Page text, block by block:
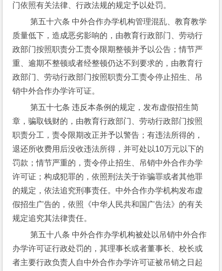
门依照有关法律、行政法规的规定予以处罚。
第五十六条 中外合作办学机构管理混乱、教育教学
质量低下，造成恶劣影响的，由教育行政部门、劳动行
政部门按照职责分工责令限期整顿并予以公告；情节严
重、逾期不整顿或者经整顿仍达不到要求的，由教育行
政部门、劳动行政部门按照职责分工责令停止招生、吊
销中外合作办学许可证。
第五十七条 违反本条例的规定，发布虚假招生简
章，骗取钱财的，由教育行政部门、劳动行政部门按照
职责分工，责令限期改正并予以警告；有违法所得的，
退还所收费用后没收违法所得，并可处以10万元以下的
罚款；情节严重的，责令停止招生、吊销中外合作办学
许可证；构成犯罪的，依照刑法关于诈骗罪或者其他罪
的规定，依法追究刑事责任。中外合作办学机构发布虚
假招生广告的，依照《中华人民共和国广告法》的有关
规定追究其法律责任。
第五十八条 中外合作办学机构被处以吊销中外合作
办学许可证行政处罚的，其理事长或者董事长、校长或
者主要行政负责人自中外合作办学许可证被吊销之日起